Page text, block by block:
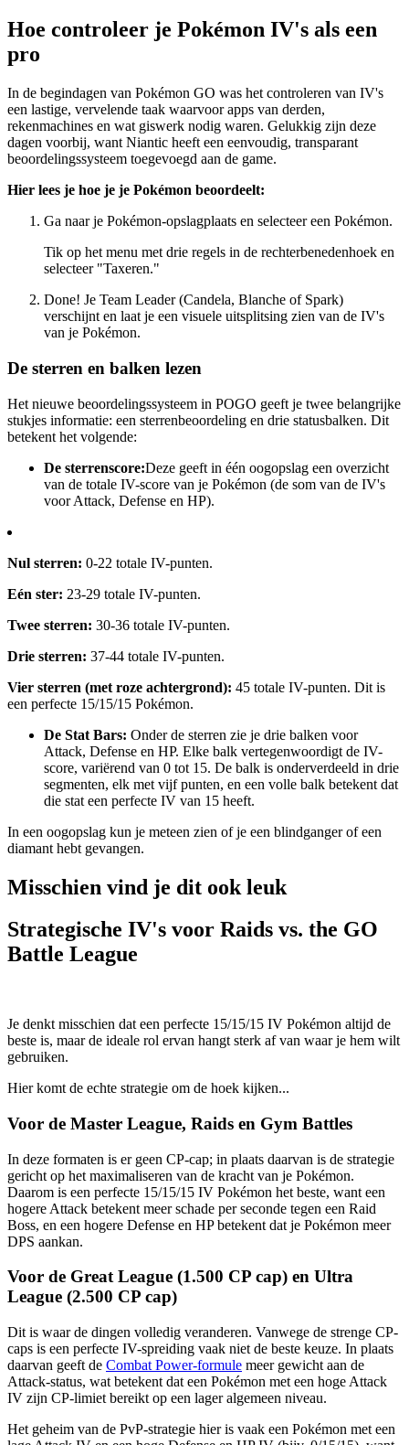
Hoe controleer je Pokémon IV's als een
pro
In de begindagen van Pokémon GO was het controleren van IV's
een lastige, vervelende taak waarvoor apps van derden,
rekenmachines en wat giswerk nodig waren. Gelukkig zijn deze
dagen voorbij, want Niantic heeft een eenvoudig, transparant
beoordelingssysteem toegevoegd aan de game.
Hier lees je hoe je je Pokémon beoordeelt:
Ga naar je Pokémon-opslagplaats en selecteer een Pokémon.
Tik op het menu met drie regels in de rechterbenedenhoek en
selecteer "Taxeren."
Done! Je Team Leader (Candela, Blanche of Spark)
verschijnt en laat je een visuele uitsplitsing zien van de IV's
van je Pokémon.
De sterren en balken lezen
Het nieuwe beoordelingssysteem in POGO geeft je twee belangrijke
stukjes informatie: een sterrenbeoordeling en drie statusbalken. Dit
betekent het volgende:
De sterrenscore:Deze geeft in één oogopslag een overzicht
van de totale IV-score van je Pokémon (de som van de IV's
voor Attack, Defense en HP).
Nul sterren: 0-22 totale IV-punten.
Eén ster: 23-29 totale IV-punten.
Twee sterren: 30-36 totale IV-punten.
Drie sterren: 37-44 totale IV-punten.
Vier sterren (met roze achtergrond): 45 totale IV-punten. Dit is
een perfecte 15/15/15 Pokémon.
De Stat Bars: Onder de sterren zie je drie balken voor
Attack, Defense en HP. Elke balk vertegenwoordigt de IV-
score, variërend van 0 tot 15. De balk is onderverdeeld in drie
segmenten, elk met vijf punten, en een volle balk betekent dat
die stat een perfecte IV van 15 heeft.
In een oogopslag kun je meteen zien of je een blindganger of een
diamant hebt gevangen.
Misschien vind je dit ook leuk
Strategische IV's voor Raids vs. the GO
Battle League
Je denkt misschien dat een perfecte 15/15/15 IV Pokémon altijd de
beste is, maar de ideale rol ervan hangt sterk af van waar je hem wilt
gebruiken.
Hier komt de echte strategie om de hoek kijken...
Voor de Master League, Raids en Gym Battles
In deze formaten is er geen CP-cap; in plaats daarvan is de strategie
gericht op het maximaliseren van de kracht van je Pokémon.
Daarom is een perfecte 15/15/15 IV Pokémon het beste, want een
hogere Attack betekent meer schade per seconde tegen een Raid
Boss, en een hogere Defense en HP betekent dat je Pokémon meer
DPS aankan.
Voor de Great League (1.500 CP cap) en Ultra
League (2.500 CP cap)
Dit is waar de dingen volledig veranderen. Vanwege de strenge CP-
caps is een perfecte IV-spreiding vaak niet de beste keuze. In plaats
daarvan geeft de Combat Power-formule meer gewicht aan de
Attack-status, wat betekent dat een Pokémon met een hoge Attack
IV zijn CP-limiet bereikt op een lager algemeen niveau.
Het geheim van de PvP-strategie hier is vaak een Pokémon met een